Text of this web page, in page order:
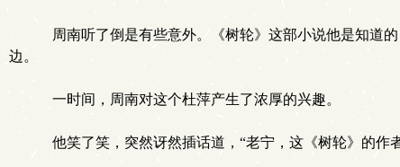
周南听了倒是有些意外。《树轮》这部小说他是知道
边。
一时间，周南对这个杜萍产生了浓厚的兴趣。
他笑了笑，突然讶然插话道，“老宁，这《树轮》的